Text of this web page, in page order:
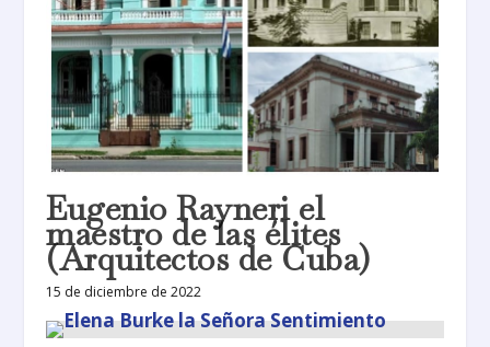
Eugenio Rayneri el
maestro de las élites
(Arquitectos de Cuba)
15 de diciembre de 2022